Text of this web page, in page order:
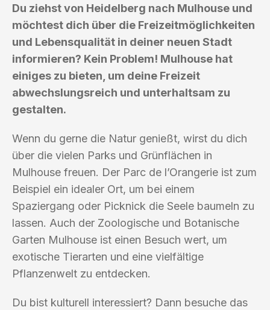
Du ziehst von Heidelberg nach Mulhouse und
möchtest dich über die Freizeitmöglichkeiten
und Lebensqualität in deiner neuen Stadt
informieren? Kein Problem! Mulhouse hat
einiges zu bieten, um deine Freizeit
abwechslungsreich und unterhaltsam zu
gestalten.
Wenn du gerne die Natur genießt, wirst du dich
über die vielen Parks und Grünflächen in
Mulhouse freuen. Der Parc de l’Orangerie ist zum
Beispiel ein idealer Ort, um bei einem
Spaziergang oder Picknick die Seele baumeln zu
lassen. Auch der Zoologische und Botanische
Garten Mulhouse ist einen Besuch wert, um
exotische Tierarten und eine vielfältige
Pflanzenwelt zu entdecken.
Du bist kulturell interessiert? Dann besuche das